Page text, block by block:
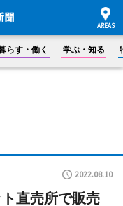
らす・働く 学ぶ・知る
2022.08.10
直売所で販売